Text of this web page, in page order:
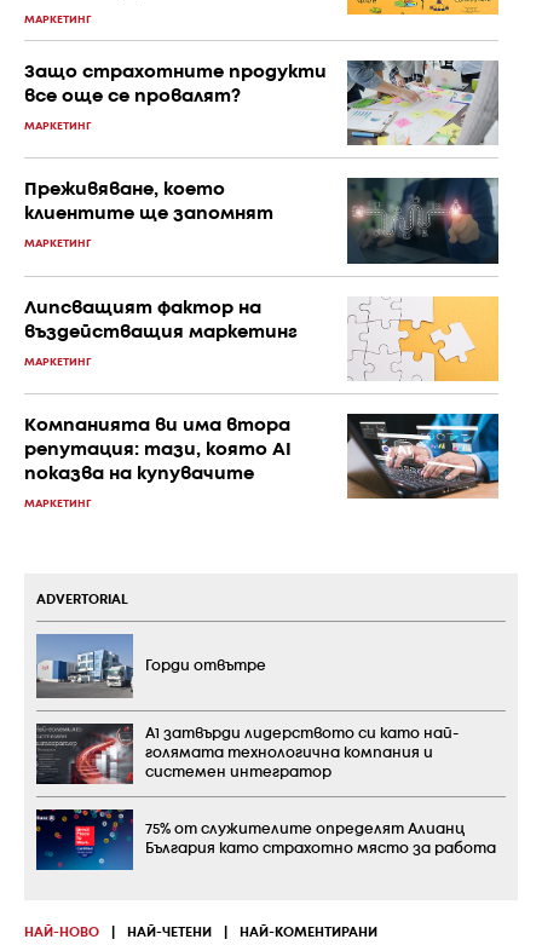
МАРКЕТИНГ
Защо страхотните продукти
все още се провалят?
МАРКЕТИНГ
Преживяване, което
клиентите ще запомнят
МАРКЕТИНГ
Липсващият фактор на
въздействащия маркетинг
МАРКЕТИНГ
Компанията ви има втора
репутация: тази, която AI
показва на купувачите
МАРКЕТИНГ
НАЙ-НОВО НАЙ-ЧЕТЕНИ НАЙ-КОМЕНТИРАНИ
ADVERTORIAL
Горди отвътре
А1 затвърди лидерството си като най-
голямата технологична компания и
системен интегратор
75% от служителите определят Алианц
България като страхотно място за работа